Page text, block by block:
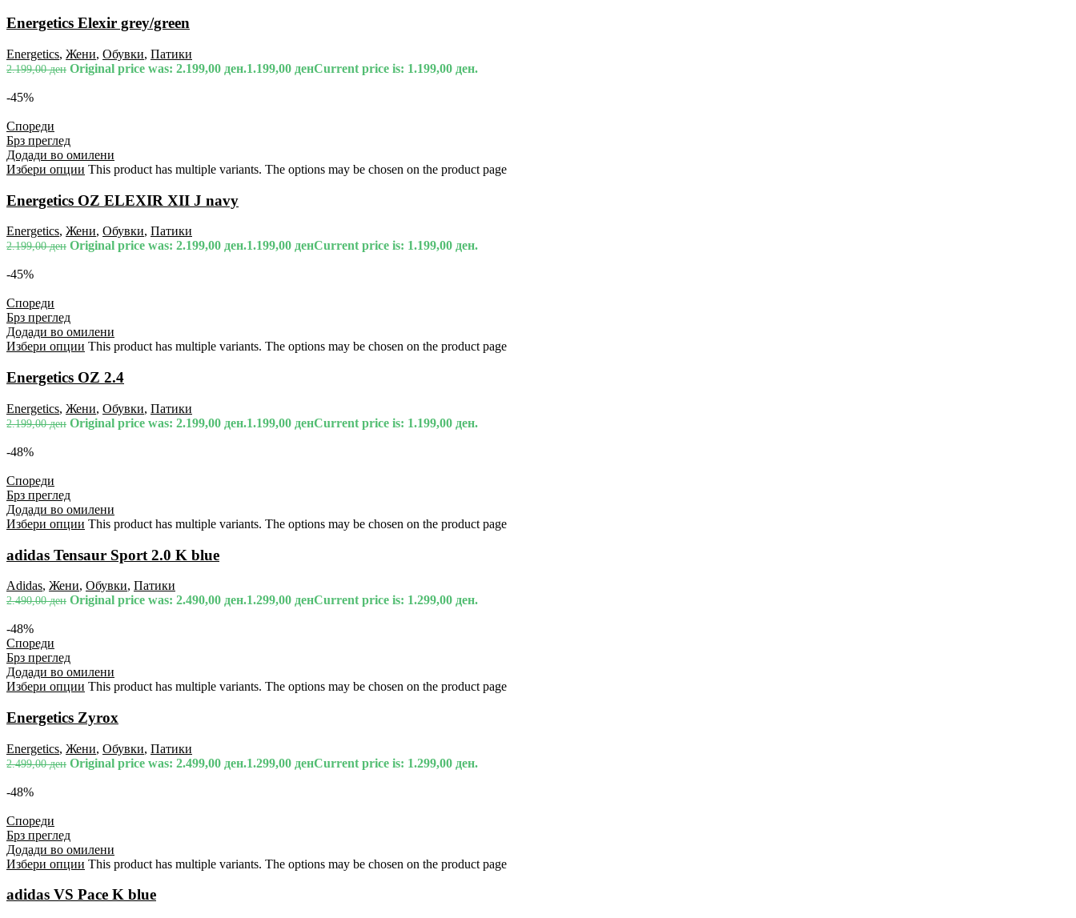
Energetics Elexir grey/green
Energetics, Жени, Обувки, Патики
2.199,00ден Original price was: 2.199,00 ден.1.199,00 денCurrent price is: 1.199,00 ден.
-45%
Спореди
Брз преглед
Додади во омилени
Избери опции This product has multiple variants. The options may be chosen on the product page
Energetics OZ ELEXIR XII J navy
Energetics, Жени, Обувки, Патики
2.199,00ден Original price was: 2.199,00 ден.1.199,00 денCurrent price is: 1.199,00 ден.
-45%
Спореди
Брз преглед
Додади во омилени
Избери опции This product has multiple variants. The options may be chosen on the product page
Energetics OZ 2.4
Energetics, Жени, Обувки, Патики
2.199,00ден Original price was: 2.199,00 ден.1.199,00 денCurrent price is: 1.199,00 ден.
-48%
Спореди
Брз преглед
Додади во омилени
Избери опции This product has multiple variants. The options may be chosen on the product page
adidas Tensaur Sport 2.0 K blue
Adidas, Жени, Обувки, Патики
2.490,00ден Original price was: 2.490,00 ден.1.299,00 денCurrent price is: 1.299,00 ден.
-48%
Спореди
Брз преглед
Додади во омилени
Избери опции This product has multiple variants. The options may be chosen on the product page
Energetics Zyrox
Energetics, Жени, Обувки, Патики
2.499,00ден Original price was: 2.499,00 ден.1.299,00 денCurrent price is: 1.299,00 ден.
-48%
Спореди
Брз преглед
Додади во омилени
Избери опции This product has multiple variants. The options may be chosen on the product page
adidas VS Pace K blue